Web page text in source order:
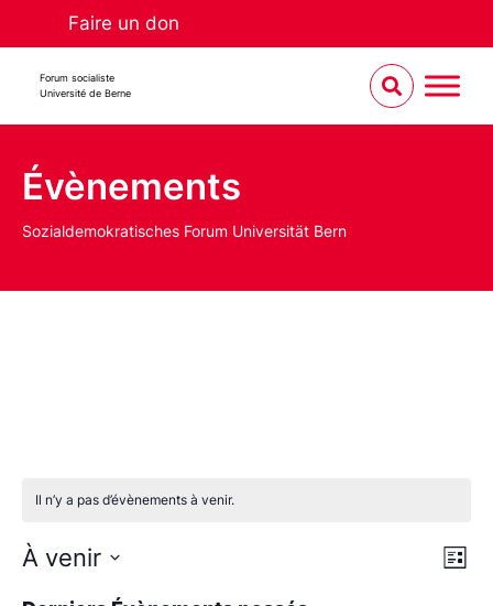
Faire un don
Forum socialiste
Université de Berne
Évènements
Sozialdemokratisches Forum Universität Bern
Il n’y a pas d’évènements à venir.
Liste
À venir